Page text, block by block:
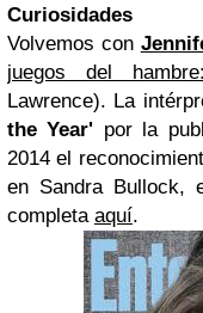
Curiosidades
Volvemos con
juegos del
Lawrence). La
the Year' por la
2014 el
en Sandra Bullock,
completa aquí.